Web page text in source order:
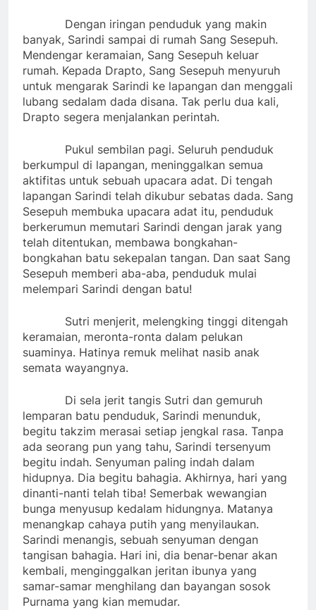
Dengan iringan penduduk yang makin
banyak, Sarindi sampai di rumah Sang Sesepuh.
Mendengar keramaian, Sang Sesepuh keluar
rumah. Kepada Drapto, Sang Sesepuh menyuruh
untuk mengarak Sarindi ke lapangan dan menggali
lubang sedalam dada disana. Tak perlu dua kali,
Drapto segera menjalankan perintah.
Pukul sembilan pagi. Seluruh penduduk
berkumpul di lapangan, meninggalkan semua
aktifitas untuk sebuah upacara adat. Di tengah
lapangan Sarindi telah dikubur sebatas dada. Sang
Sesepuh membuka upacara adat itu, penduduk
berkerumun memutari Sarindi dengan jarak yang
telah ditentukan, membawa bongkahan-
bongkahan batu sekepalan tangan. Dan saat Sang
Sesepuh memberi aba-aba, penduduk mulai
melempari Sarindi dengan batu!
Sutri menjerit, melengking tinggi ditengah
keramaian, meronta-ronta dalam pelukan
suaminya. Hatinya remuk melihat nasib anak
semata wayangnya.
Di sela jerit tangis Sutri dan gemuruh
lemparan batu penduduk, Sarindi menunduk,
begitu takzim merasai setiap jengkal rasa. Tanpa
ada seorang pun yang tahu, Sarindi tersenyum
begitu indah. Senyuman paling indah dalam
hidupnya. Dia begitu bahagia. Akhirnya, hari yang
dinanti-nanti telah tiba! Semerbak wewangian
bunga menyusup kedalam hidungnya. Matanya
menangkap cahaya putih yang menyilaukan.
Sarindi menangis, sebuah senyuman dengan
tangisan bahagia. Hari ini, dia benar-benar akan
kembali, menginggalkan jeritan ibunya yang
samar-samar menghilang dan bayangan sosok
Purnama yang kian memudar.